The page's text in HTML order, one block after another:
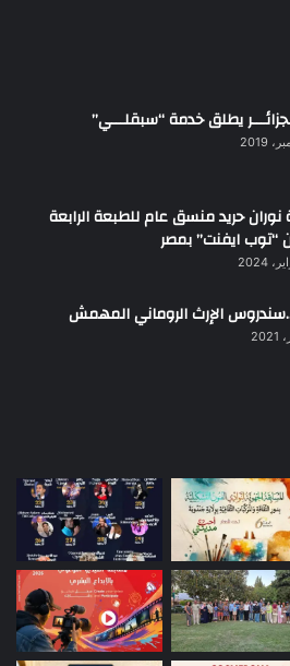
يطلق خدمة “سبقلـــي”
نوران حريد منسق عام للطبعة الرابعة
“توب ايفنت” بمصر
الإرث الروماني المهمش